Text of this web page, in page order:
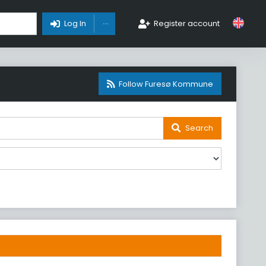
Log In Toggle DropdownRegister account
Follow Furesø Kommune
Search